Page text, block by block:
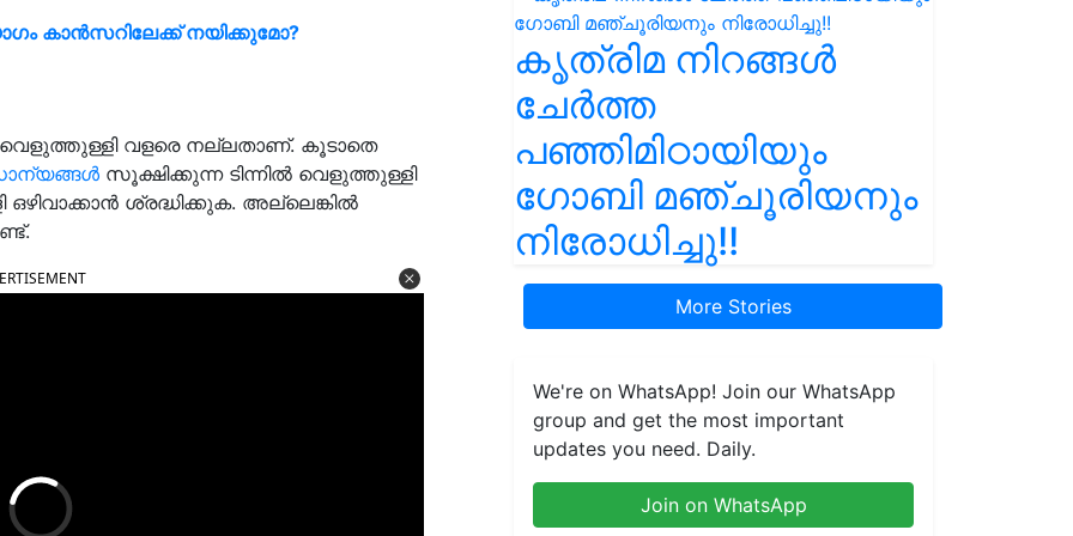
കാൻസറിലേക്ക് നയിക്കുമോ?
വളരെ നല്ലതാണ്. കൂടാതെ
സൂക്ഷിക്കുന്ന ടിന്നിൽ വെളുത്തുള്ളി
ശ്രദ്ധിക്കുക. അല്ലെങ്കിൽ
കൃത്രിമ നിറങ്ങൾ
ചേർത്ത
പഞ്ഞിമിഠായിയും
ഗോബി മഞ്ചൂരിയനും
നിരോധിച്ചു!!
More Stories
We're on WhatsApp! Join our WhatsApp
group and get the most important
updates you need. Daily.
Join on WhatsApp